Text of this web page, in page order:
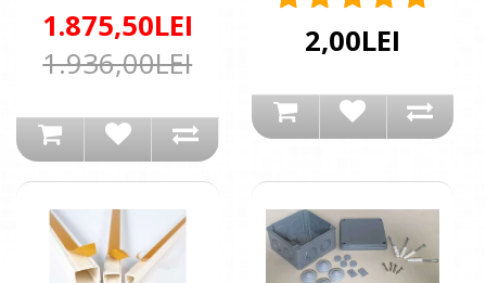
1.875,50LEI
1.936,00LEI
2,00LEI